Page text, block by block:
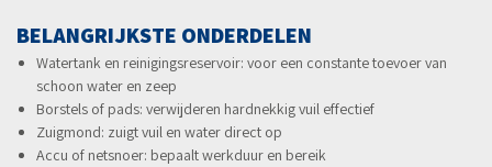
BELANGRIJKSTE ONDERDELEN
Watertank en reinigingsreservoir: voor een constante toevoer van
schoon water en zeep
Borstels of pads: verwijderen hardnekkig vuil effectief
Zuigmond: zuigt vuil en water direct op
Accu of netsnoer: bepaalt werkduur en bereik